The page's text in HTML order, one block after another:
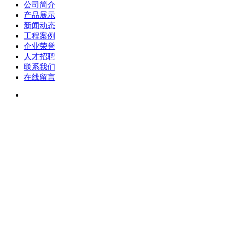
公司简介
产品展示
新闻动态
工程案例
企业荣誉
人才招聘
联系我们
在线留言